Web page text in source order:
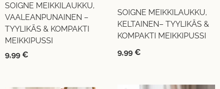
SOIGNE MEIKKILAUKKU,
VAALEANPUNAINEN –
TYYLIKÄS & KOMPAKTI
MEIKKIPUSSI
9,99 €
SOIGNE MEIKKILAUKKU,
KELTAINEN– TYYLIKÄS &
KOMPAKTI MEIKKIPUSSI
9,99 €